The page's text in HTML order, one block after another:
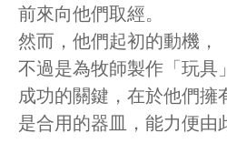
前來向他們取經。
然而，他們起初的動機，
不過是為牧師製作「玩具
成功的關鍵，在於他們擁
是合用的器皿，能力便由